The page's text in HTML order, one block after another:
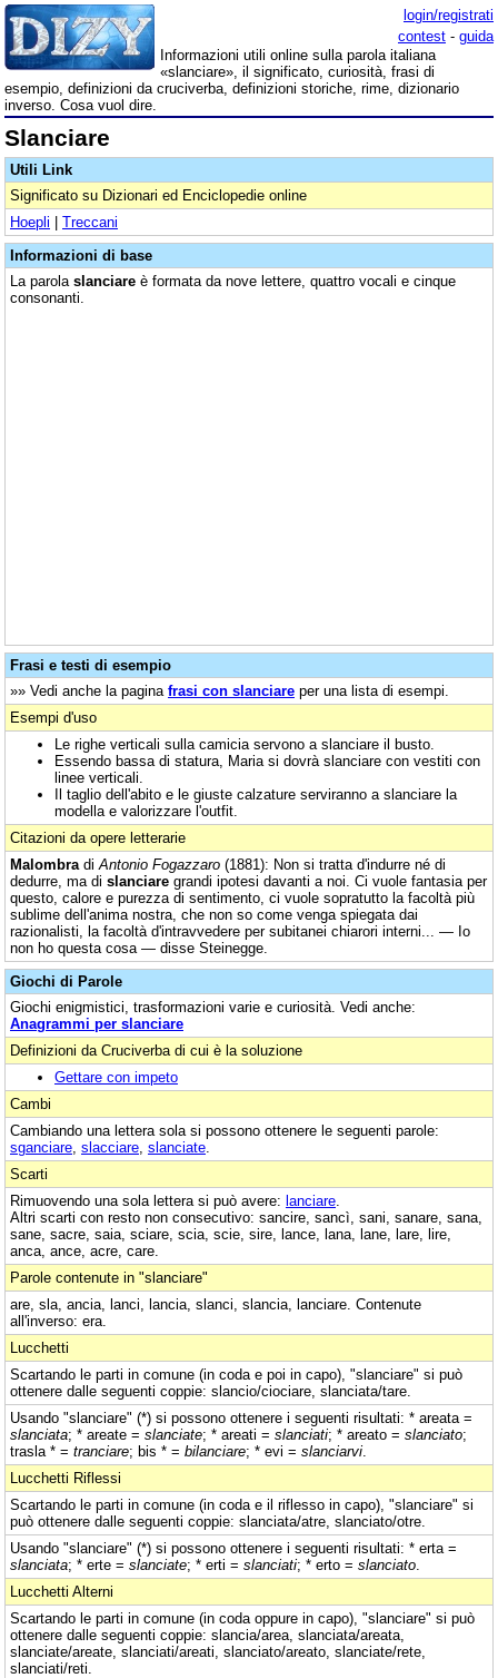
login/registrati
contest - guida
Informazioni utili online sulla parola italiana
«slanciare», il significato, curiosità, frasi di
esempio, definizioni da cruciverba, definizioni storiche, rime, dizionario
inverso. Cosa vuol dire.
Slanciare
Utili Link
Significato su Dizionari ed Enciclopedie online
Hoepli | Treccani
Informazioni di base
La parola slanciare è formata da nove lettere, quattro vocali e cinque
consonanti.
Frasi e testi di esempio
»» Vedi anche la pagina frasi con slanciare per una lista di esempi.
Esempi d'uso
Le righe verticali sulla camicia servono a slanciare il busto.
Essendo bassa di statura, Maria si dovrà slanciare con vestiti con
linee verticali.
Il taglio dell'abito e le giuste calzature serviranno a slanciare la
modella e valorizzare l'outfit.
Citazioni da opere letterarie
Malombra di Antonio Fogazzaro (1881): Non si tratta d'indurre né di
dedurre, ma di slanciare grandi ipotesi davanti a noi. Ci vuole fantasia per
questo, calore e purezza di sentimento, ci vuole sopratutto la facoltà più
sublime dell'anima nostra, che non so come venga spiegata dai
razionalisti, la facoltà d'intravvedere per subitanei chiarori interni... — Io
non ho questa cosa — disse Steinegge.
Giochi di Parole
Giochi enigmistici, trasformazioni varie e curiosità. Vedi anche:
Anagrammi per slanciare
Definizioni da Cruciverba di cui è la soluzione
Gettare con impeto
Cambi
Cambiando una lettera sola si possono ottenere le seguenti parole:
sganciare slacciare slanciate
Scarti
Rimuovendo una sola lettera si può avere: lanciare
Altri scarti con resto non consecutivo: sancire, sancì, sani, sanare, sana,
sane, sacre, saia, sciare, scia, scie, sire, lance, lana, lane, lare, lire,
anca, ance, acre, care.
Parole contenute in "slanciare"
are, sla, ancia, lanci, lancia, slanci, slancia, lanciare. Contenute
all'inverso: era.
Lucchetti
Scartando le parti in comune (in coda e poi in capo), "slanciare" si può
ottenere dalle seguenti coppie: slancio/ciociare, slanciata/tare.
Usando "slanciare" (*) si possono ottenere i seguenti risultati: * areata =
slanciata; * areate = slanciate; * areati = slanciati; * areato = slanciato;
trasla * = tranciare; bis * = bilanciare; * evi = slanciarvi
Lucchetti Riflessi
Scartando le parti in comune (in coda e il riflesso in capo), "slanciare" si
può ottenere dalle seguenti coppie: slanciata/atre, slanciato/otre.
Usando "slanciare" (*) si possono ottenere i seguenti risultati: * erta =
slanciata; * erte = slanciate; * erti = slanciati; * erto = slanciato
Lucchetti Alterni
Scartando le parti in comune (in coda oppure in capo), "slanciare" si può
ottenere dalle seguenti coppie: slancia/area, slanciata/areata,
slanciate/areate, slanciati/areati, slanciato/areato, slanciate/rete,
slanciati/reti.